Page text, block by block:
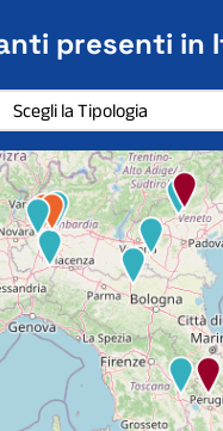
presenti in